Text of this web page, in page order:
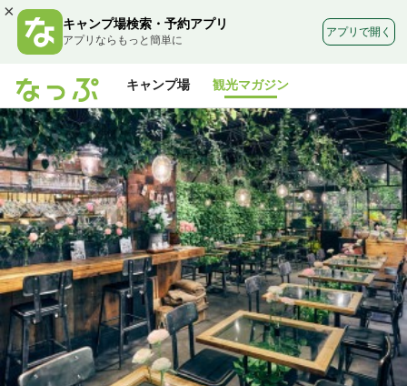
×
キャンプ場検索・予約アプリ
アプリならもっと簡単に
アプリで開く
キャンプ場 観光マガジン